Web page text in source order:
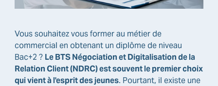
Vous souhaitez vous former au métier de
commercial en obtenant un diplôme de niveau
Bac+2 ? Le BTS Négociation et Digitalisation de la
Relation Client (NDRC) est souvent le premier choix
qui vient à l'esprit des jeunes. Pourtant, il existe une